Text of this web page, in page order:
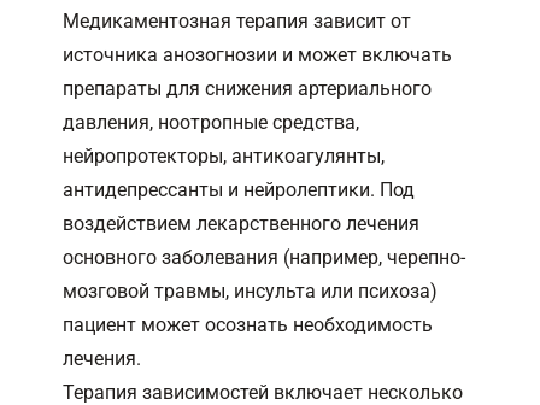
Медикаментозная терапия зависит от
источника анозогнозии и может включать
препараты для снижения артериального
давления, ноотропные средства,
нейропротекторы, антикоагулянты,
антидепрессанты и нейролептики. Под
воздействием лекарственного лечения
основного заболевания (например, черепно-
мозговой травмы, инсульта или психоза)
пациент может осознать необходимость
лечения.
Терапия зависимостей включает несколько